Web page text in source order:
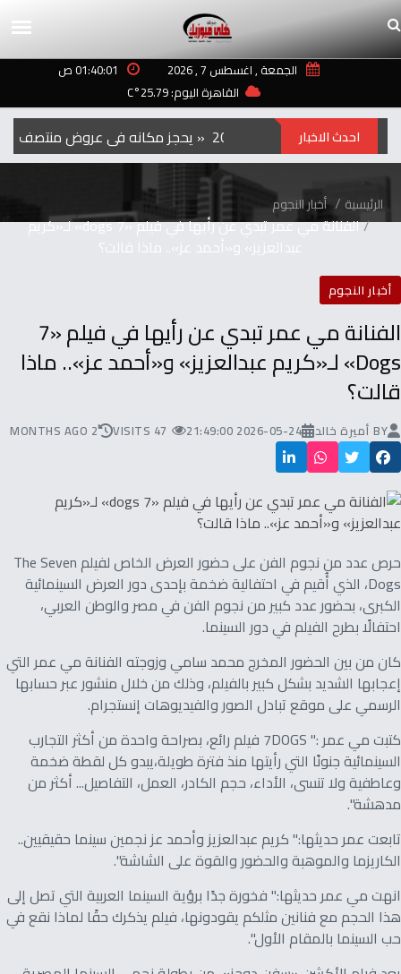
الجمعة , اغسطس 7 , 2026
01:40:01 ص
القاهرة اليوم: 25.79°C
احدث الاخبار
الرئيسية أخبار النجوم
الفنانة مي عمر تبدي عن رأيها في فيلم «7 dogs» لـ«كريم
عبدالعزيز» و«أحمد عز».. ماذا قالت؟
أخبار النجوم
الفنانة مي عمر تبدي عن رأيها في فيلم «7
Dogs» لـ«كريم عبدالعزيز» و«أحمد عز».. ماذا
قالت؟
BY أميرة خالد 2026-05-24 21:49:00
47 VISITS
2 MONTHS AGO
حرص عدد من نجوم الفن على حضور العرض الخاص لفيلم The Seven
Dogs، الذي أُقيم في احتفالية ضخمة بإحدى دور العرض السينمائية
الكبرى، بحضور عدد كبير من نجوم الفن في مصر والوطن العربي،
احتفالًا بطرح الفيلم في دور السينما.
كان من بين الحضور المخرج محمد سامي وزوجته الفنانة مي عمر التي
إعجابها الشديد بشكل كبير بالفيلم، وذلك من خلال منشور عبر حسابها
الرسمي على موقع تبادل الصور والفيديوهات إنستجرام.
كتبت مي عمر :" 7DOGS فيلم رائع، بصراحة واحدة من أكثر التجارب
السينمائية جنونًا التي رأيتها منذ فترة طويلة،يبدو كل لقطة ضخمة
وعاطفية ولا تنسى، الأداء، حجم الكادر، العمل، التفاصيل... أكثر من
مدهشة".
تابعت عمر حديثها:" كريم عبدالعزيز وأحمد عز نجمين سينما حقيقيين..
الكاريزما والموهبة والحضور والقوة على الشاشة".
انهت مي عمر حديثها:" فخورة جدًا برؤية السينما العربية التي تصل إلى
هذا الحجم مع فنانين مثلكم يقودونها، فيلم يذكرك حقًا لماذا نقع في
حب السينما بالمقام الأول".